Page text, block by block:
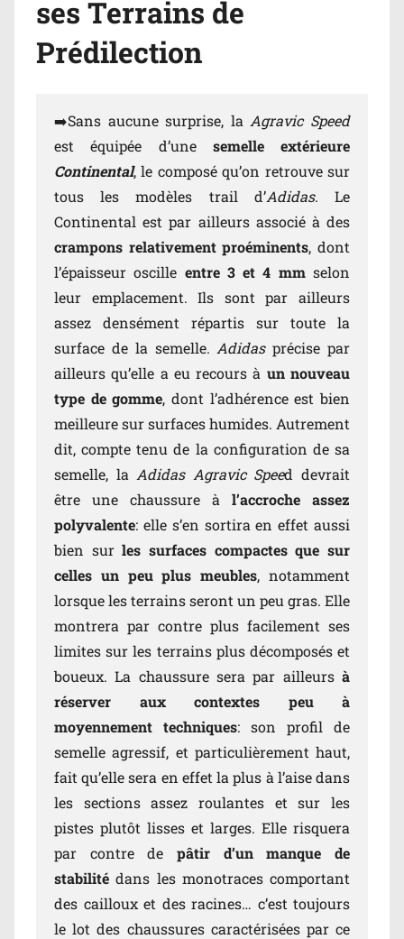
ses Terrains de
Prédilection
➡️Sans aucune surprise, laAgravic Speed
est équipée d’une semelle extérieure
Continental, le composé qu’on retrouve sur
tous les modèles trail d’Adidas. Le
Continental est par ailleurs associé à des
crampons relativement proéminents, dont
l’épaisseur oscille entre 3 et 4 mmselon
leur emplacement. Ils sont par ailleurs
assez densément répartis sur toute la
surface de la semelle.Adidasprécise par
ailleurs qu’elle a eu recours à un nouveau
type de gomme, dont l’adhérence est bien
meilleure sur surfaces humides. Autrement
dit, compte tenu de la configuration de sa
semelle, laAdidas Agravic Speed devrait
être une chaussure à l’accroche assez
polyvalente: elle s’en sortira en effet aussi
bien surles surfaces compactes que sur
celles un peu plus meubles, notamment
lorsque les terrains seront un peu gras. Elle
montrera par contre plus facilement ses
limites sur les terrains plus décomposés et
boueux. La chaussure sera par ailleurs à
réserver aux contextes peu à
moyennement techniques: son profil de
semelle agressif, et particulièrement haut,
fait qu’elle sera en effet la plus à l’aise dans
les sections assez roulantes et sur les
pistes plutôt lisses et larges. Elle risquera
par contre de pâtir d’un manque de
stabilité dans les monotraces comportant
des cailloux et des racines… c’est toujours
le lot des chaussures caractérisées par ce